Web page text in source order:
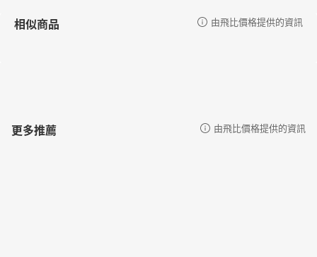
37釣魚
38坐船網魚
相似商品 由飛比價格提供的資訊
更多推薦 由飛比價格提供的資訊